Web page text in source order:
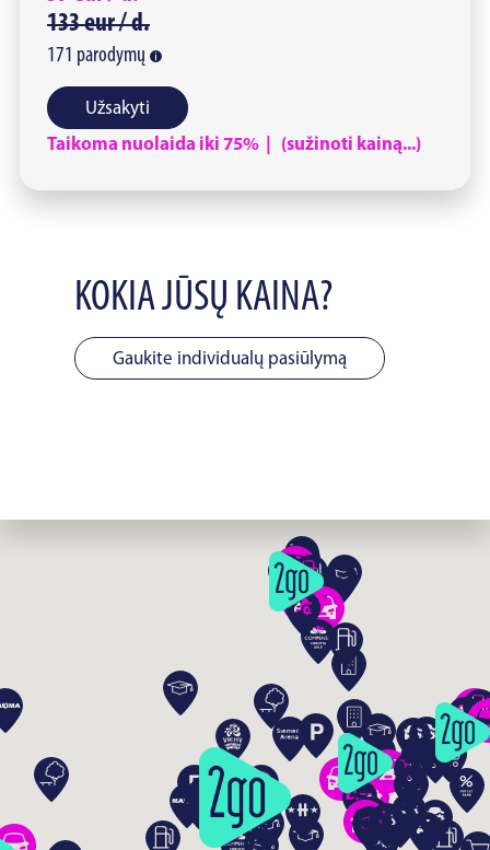
133eur /d.
171 parodymų
Užsakyti
Taikoma nuolaida iki 75% | (sužinoti kainą...)
KOKIA JŪSŲ KAINA?
Gaukite individualų pasiūlymą